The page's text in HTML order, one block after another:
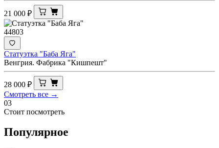
21 000 ₽
44803
Статуэтка "Баба Яга"
Венгрия. Фабрика "Кишпешт"
28 000 ₽
Смотреть все →
03
Стоит посмотреть
Популярное